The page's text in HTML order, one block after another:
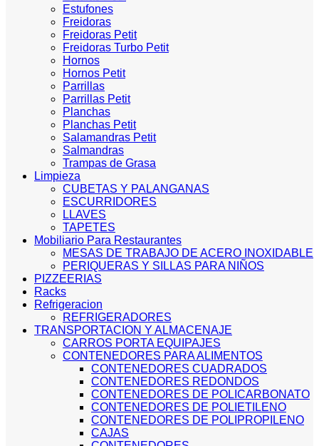
Estufones
Freidoras
Freidoras Petit
Freidoras Turbo Petit
Hornos
Hornos Petit
Parrillas
Parrillas Petit
Planchas
Planchas Petit
Salamandras Petit
Salmandras
Trampas de Grasa
Limpieza
CUBETAS Y PALANGANAS
ESCURRIDORES
LLAVES
TAPETES
Mobiliario Para Restaurantes
MESAS DE TRABAJO DE ACERO INOXIDABLE
PERIQUERAS Y SILLAS PARA NIÑOS
PIZZEERIAS
Racks
Refrigeracion
REFRIGERADORES
TRANSPORTACION Y ALMACENAJE
CARROS PORTA EQUIPAJES
CONTENEDORES PARA ALIMENTOS
CONTENEDORES CUADRADOS
CONTENEDORES REDONDOS
CONTENEDORES DE POLICARBONATO
CONTENEDORES DE POLIETILENO
CONTENEDORES DE POLIPROPILENO
CAJAS